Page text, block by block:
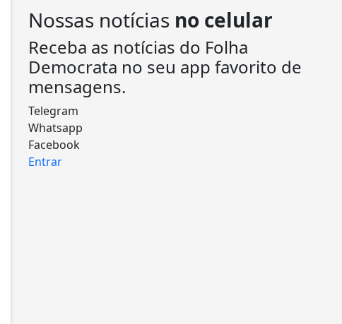
Nossas notícias no celular
Receba as notícias do Folha
Democrata no seu app favorito de
mensagens.
Telegram
Whatsapp
Facebook
Entrar